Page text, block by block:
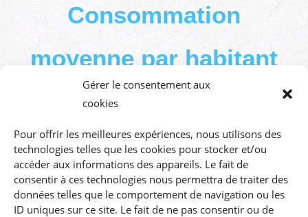
Gérer le consentement aux
cookies
Pour offrir les meilleures expériences, nous utilisons des
technologies telles que les cookies pour stocker et/ou
accéder aux informations des appareils. Le fait de
consentir à ces technologies nous permettra de traiter des
données telles que le comportement de navigation ou les
ID uniques sur ce site. Le fait de ne pas consentir ou de
Consommation
moyenne par habitant
En Suisse, la consommation moyenne d’eau
personne chaque année (ou 150 litres par jour).